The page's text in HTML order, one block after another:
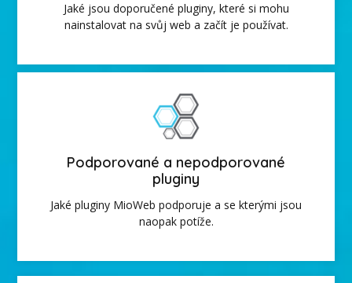
Jaké jsou doporučené pluginy, které si mohu
nainstalovat na svůj web a začít je používat.
Podporované a nepodporované
pluginy
Jaké pluginy MioWeb podporuje a se kterými jsou
naopak potíže.